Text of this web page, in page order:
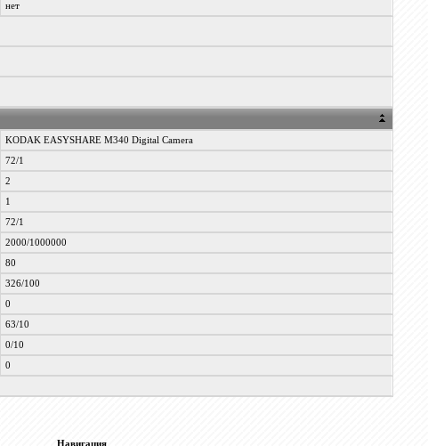
нет
KODAK EASYSHARE M340 Digital Camera
72/1
2
1
72/1
2000/1000000
80
326/100
0
63/10
0/10
0
Навигация